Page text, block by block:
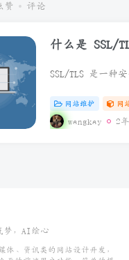
赞 评论
什么是 SSL/
网站维护 网
wangkay 2
体、资讯类的网站设计开发，